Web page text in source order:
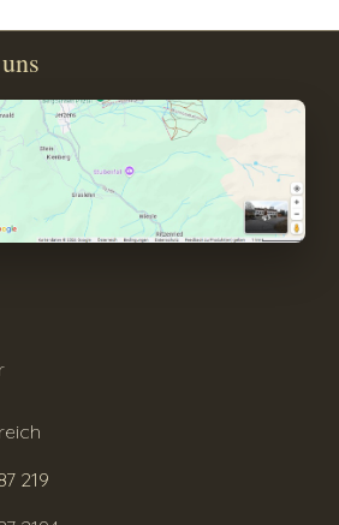
219